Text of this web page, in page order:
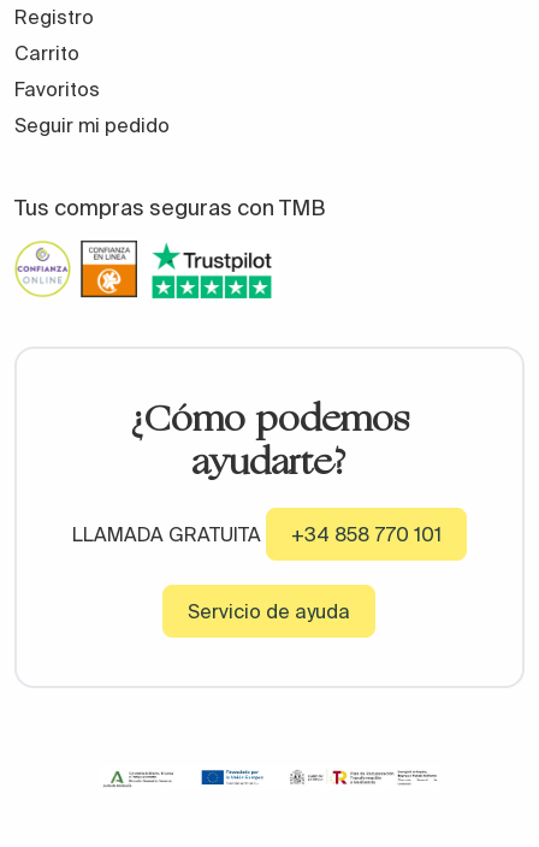
Registro
Carrito
Favoritos
Seguir mi pedido
Tus compras seguras con TMB
¿Cómo podemos
ayudarte?
LLAMADA GRATUITA +34 858 770 101
Servicio de ayuda